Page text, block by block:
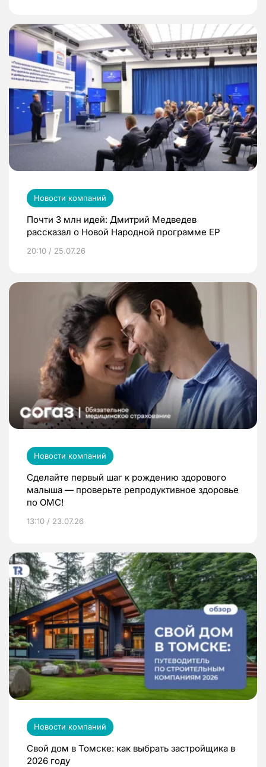
Новости компаний
Почти 3 млн идей: Дмитрий Медведев
рассказал о Новой Народной программе ЕР
20:10 / 25.07.26
Новости компаний
Сделайте первый шаг к рождению здорового
малыша — проверьте репродуктивное здоровье
по ОМС!
13:10 / 23.07.26
Новости компаний
Свой дом в Томске: как выбрать застройщика в
2026 году